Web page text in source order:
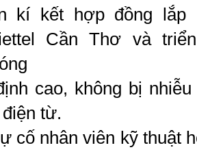
kí kết hợp đồng lắp
Cần Thơ và
cao, không bị
từ.
cố nhân viên kỹ thuật